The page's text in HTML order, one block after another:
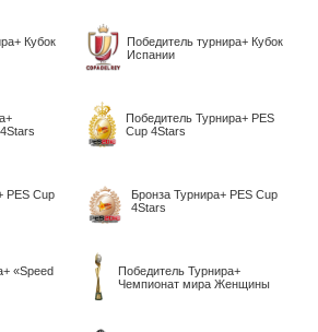
Кубок
Победитель турнира+ Кубок
Испании
Победитель Турнира+ PES
Cup 4Stars
PES Cup
Бронза Турнира+ PES Cup
4Stars
«Speed
Победитель Турнира+
Чемпионат мира Женщины